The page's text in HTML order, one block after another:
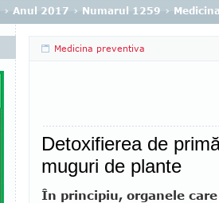
› Anul 2017 › Numarul 1259 ›
Medicina preventiva
Detoxifierea de
muguri de plante
În prin­ci­piu, organele